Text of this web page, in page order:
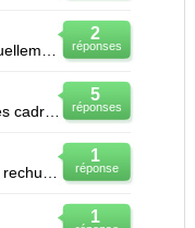
2
réponses
5
réponses
Je suis en maladie professionnelle depuis 6 ans je vais être radié des cadres en invalidité je suis
1
réponse
1